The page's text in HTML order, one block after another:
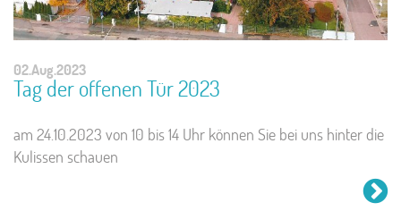
02.Aug.2023
Tag der offenen Tür 2023
am 24.10.2023 von 10 bis 14 Uhr können Sie bei uns hinter die
Kulissen schauen